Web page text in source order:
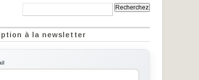
à la newsletter